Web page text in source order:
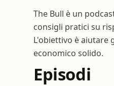
The Bull è un
consigli pratici su
L'obiettivo è aiutare
economico solido.
Episodi